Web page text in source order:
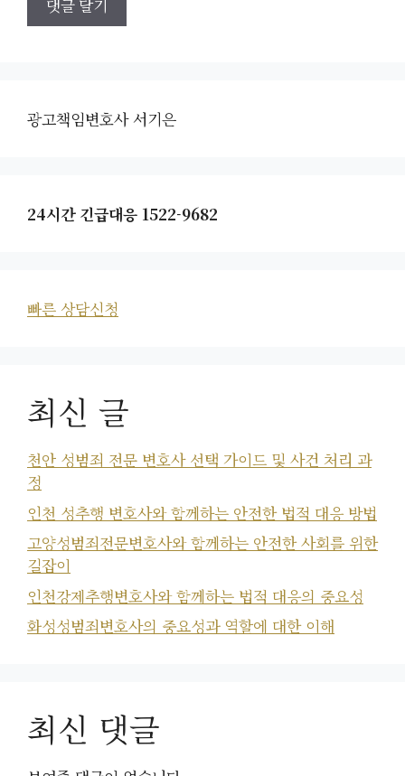
광고책임변호사 서기은
24시간 긴급대응 1522-9682
빠른 상담신청
최신 글
천안 성범죄 전문 변호사 선택 가이드 및 사건 처리 과
정
인천 성추행 변호사와 함께하는 안전한 법적 대응 방법
고양성범죄전문변호사와 함께하는 안전한 사회를 위한
길잡이
인천강제추행변호사와 함께하는 법적 대응의 중요성
화성성범죄변호사의 중요성과 역할에 대한 이해
최신 댓글